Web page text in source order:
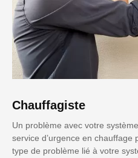
Chauffagiste
Un problème avec votre
service d’urgence en
type de problème lié à votre